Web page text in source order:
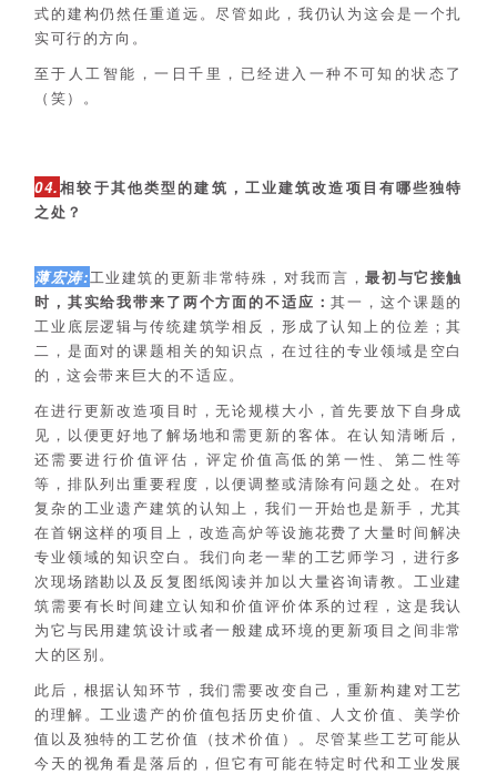
式的建构仍然任重道远。尽管如此，我仍认为这会是一个扎
实可行的方向。
至于人工智能，一日千里，已经进入一种不可知的状态了
（笑）。
04.相较于其他类型的建筑，工业建筑改造项目有哪些独特
之处？
薄宏涛:工业建筑的更新非常特殊，对我而言，最初与它接触
时，其实给我带来了两个方面的不适应：其一，这个课题的
工业底层逻辑与传统建筑学相反，形成了认知上的位差；其
二，是面对的课题相关的知识点，在过往的专业领域是空白
的，这会带来巨大的不适应。
在进行更新改造项目时，无论规模大小，首先要放下自身成
见，以便更好地了解场地和需更新的客体。在认知清晰后，
还需要进行价值评估，评定价值高低的第一性、第二性等
等，排队列出重要程度，以便调整或清除有问题之处。在对
复杂的工业遗产建筑的认知上，我们一开始也是新手，尤其
在首钢这样的项目上，改造高炉等设施花费了大量时间解决
专业领域的知识空白。我们向老一辈的工艺师学习，进行多
次现场踏勘以及反复图纸阅读并加以大量咨询请教。工业建
筑需要有长时间建立认知和价值评价体系的过程，这是我认
为它与民用建筑设计或者一般建成环境的更新项目之间非常
大的区别。
此后，根据认知环节，我们需要改变自己，重新构建对工艺
的理解。工业遗产的价值包括历史价值、人文价值、美学价
值以及独特的工艺价值（技术价值）。尽管某些工艺可能从
今天的视角看是落后的，但它有可能在特定时代和工业发展